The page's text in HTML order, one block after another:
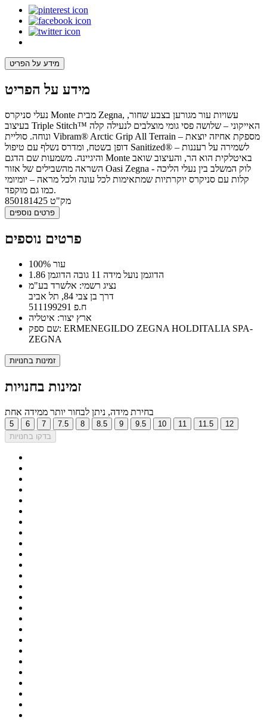
מידע על הפריט
מידע על הפריט
נעלי סניקרס Monte מבית Zegna, עשויות עור מגורען בצבע שחור,
בעיצוב Triple Stitch™ האייקוני – שלושה פסי גומי מוצלבים לנעילה קלה
ונוחה. סוליית Vibram® Arctic Grip All Terrain – מספקת אחיזה יוצאת
דופן בשטח, ומדרס נשלף עם טיפול Sanitized® – לשמירה על רעננות
והיגיינה. משמעות שם הדגם Monte באיטלקית הוא הר, והעיצוב שואב
השראה מהשבילים של אזור Oasi Zegna - לוק המשלב בין נעלי הליכה
קלות עם סניקרס יוקרתיות שמתאימות לכל עונה ולכל מראה – יומיומי
כמו גם מוקפד.
מק"ט 850181425
פרטים נוספים
פרטים נוספים
100% עור
הדוגמן נועל מידה 11 גובה הדוגמן 1.86
נציג רשמי: אלשרד בע"מ
דרך בן צבי 84, תל אביב
ח.פ 511199291
ארץ יצור: איטליה
שם ספק: ERMENEGILDO ZEGNA HOLDITALIA SPA-
ZEGNA
זמינות בחנויות
זמינות בחנויות
בחירת מידה, ניתן לבחור יותר ממידה אחת
5 6 7 7.5 8 8.5 9 9.5 10 11 11.5
12
בדקו בחנויות